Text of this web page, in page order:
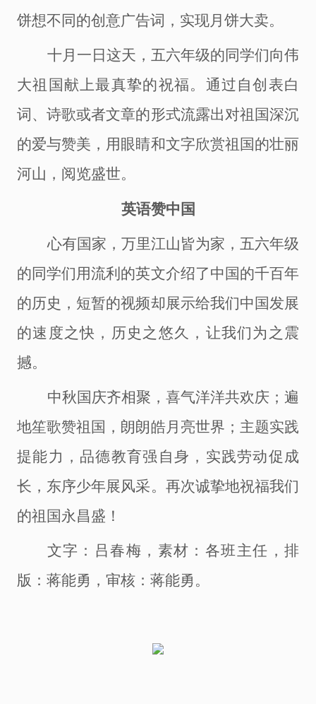
饼想不同的创意广告词，实现月饼大卖。
十月一日这天，五六年级的同学们向伟
大祖国献上最真挚的祝福。通过自创表白
词、诗歌或者文章的形式流露出对祖国深沉
的爱与赞美，用眼睛和文字欣赏祖国的壮丽
河山，阅览盛世。
英语赞中国
心有国家，万里江山皆为家，五六年级
的同学们用流利的英文介绍了中国的千百年
的历史，短暂的视频却展示给我们中国发展
的速度之快，历史之悠久，让我们为之震
撼。
中秋国庆齐相聚，喜气洋洋共欢庆；遍
地笙歌赞祖国，朗朗皓月亮世界；主题实践
提能力，品德教育强自身，实践劳动促成
长，东序少年展风采。再次诚挚地祝福我们
的祖国永昌盛！
文字：吕春梅 ，素材：各班主任，排
版：蒋能勇，审核：蒋能勇。